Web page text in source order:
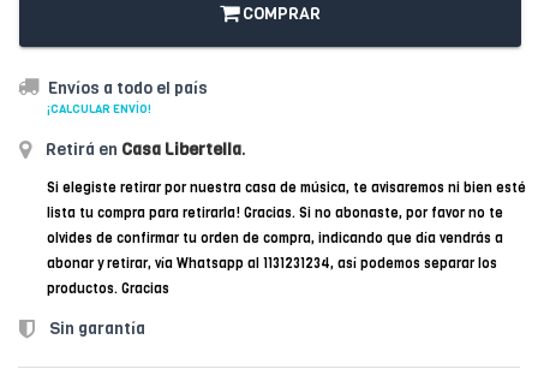
COMPRAR
Envíos a todo el país
¡CALCULAR ENVÍO!
Retirá en Casa Libertella.
Si elegiste retirar por nuestra casa de música, te avisaremos ni bien esté
lista tu compra para retirarla! Gracias. Si no abonaste, por favor no te
olvides de confirmar tu orden de compra, indicando que día vendrás a
abonar y retirar, vía Whatsapp al 1131231234, así podemos separar los
productos. Gracias
Sin garantía